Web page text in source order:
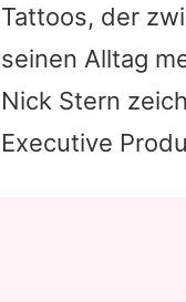
Tattoos, der
seinen Alltag
Nick Stern
Executive